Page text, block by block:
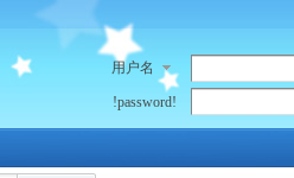
用户名
!password!